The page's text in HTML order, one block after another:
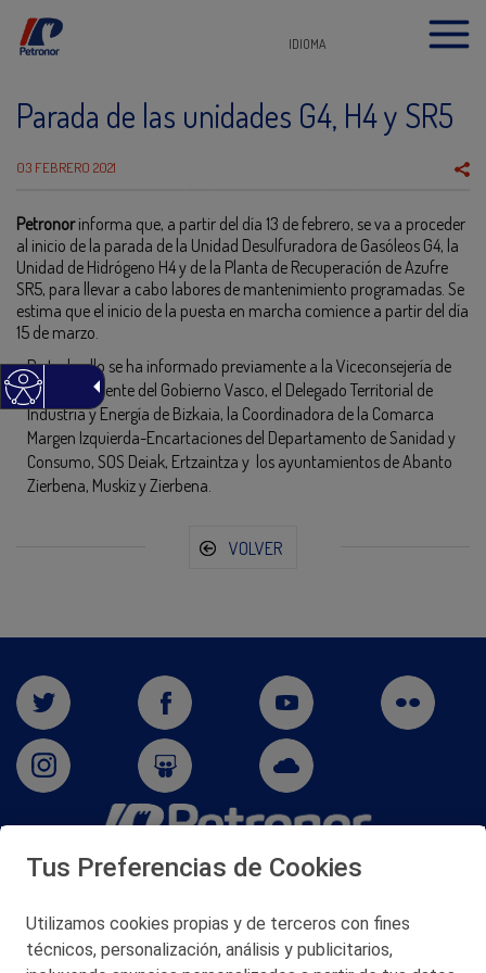
IDIOMA
Parada de las unidades G4, H4 y SR5
03 FEBRERO 2021
Petronorinforma que, a partir del día 13 de febrero, se va a proceder
al inicio de la parada de la Unidad Desulfuradora de Gasóleos G4, la
Unidad de Hidrógeno H4 y de la Planta de Recuperación de Azufre
SR5, para llevar a cabo labores de mantenimiento programadas. Se
estima que el inicio de la puesta en marcha comience a partir del día
15 de marzo.
De todo ello se ha informado previamente a la Viceconsejería de
Medio Ambiente del Gobierno Vasco, el Delegado Territorial de
Industria y Energía de Bizkaia, la Coordinadora de la Comarca
Margen Izquierda-Encartaciones del Departamento de Sanidad y
Consumo, SOS Deiak, Ertzaintza y los ayuntamientos de Abanto
Zierbena, Muskiz y Zierbena.
VOLVER
San Martín 5-Edificio Muñatones,
© 2026 Petronor S.A.
Tus Preferencias de Cookies
Utilizamos cookies propias y de terceros con fines
técnicos, personalización, análisis y publicitarios,